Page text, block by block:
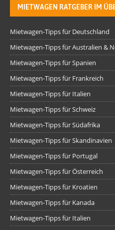
MIETWAGEN RATGEBER IM
Mietwagen-Tipps für Deutschland
Mietwagen-Tipps für Australien &
Mietwagen-Tipps für Spanien
Mietwagen-Tipps für Frankreich
Mietwagen-Tipps für Italien
Mietwagen-Tipps für Schweiz
Mietwagen-Tipps für Südafrika
Mietwagen-Tipps für Skandinavien
Mietwagen-Tipps für Portugal
Mietwagen-Tipps für Österreich
Mietwagen-Tipps für Kroatien
Mietwagen-Tipps für Kanada
Mietwagen-Tipps für Italien